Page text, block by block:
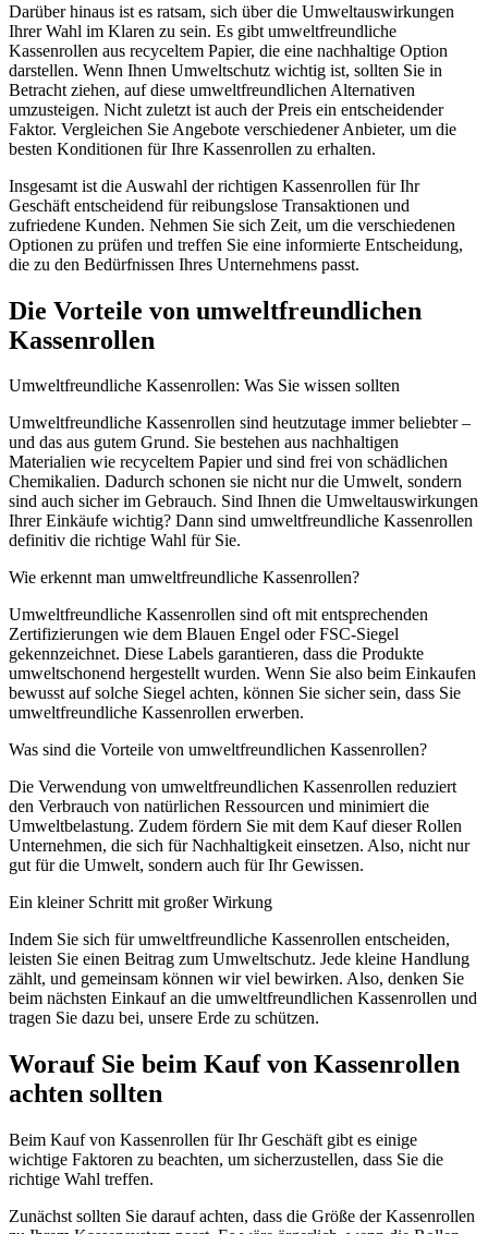
Darüber hinaus ist es ratsam, sich über die Umweltauswirkungen
Ihrer Wahl im Klaren zu sein. Es gibt umweltfreundliche
Kassenrollen aus recyceltem Papier, die eine nachhaltige Option
darstellen. Wenn Ihnen Umweltschutz wichtig ist, sollten Sie in
Betracht ziehen, auf diese umweltfreundlichen Alternativen
umzusteigen. Nicht zuletzt ist auch der Preis ein entscheidender
Faktor. Vergleichen Sie Angebote verschiedener Anbieter, um die
besten Konditionen für Ihre Kassenrollen zu erhalten.
Insgesamt ist die Auswahl der richtigen Kassenrollen für Ihr
Geschäft entscheidend für reibungslose Transaktionen und
zufriedene Kunden. Nehmen Sie sich Zeit, um die verschiedenen
Optionen zu prüfen und treffen Sie eine informierte Entscheidung,
die zu den Bedürfnissen Ihres Unternehmens passt.
Die Vorteile von umweltfreundlichen
Kassenrollen
Umweltfreundliche Kassenrollen: Was Sie wissen sollten
Umweltfreundliche Kassenrollen sind heutzutage immer beliebter –
und das aus gutem Grund. Sie bestehen aus nachhaltigen
Materialien wie recyceltem Papier und sind frei von schädlichen
Chemikalien. Dadurch schonen sie nicht nur die Umwelt, sondern
sind auch sicher im Gebrauch. Sind Ihnen die Umweltauswirkungen
Ihrer Einkäufe wichtig? Dann sind umweltfreundliche Kassenrollen
definitiv die richtige Wahl für Sie.
Wie erkennt man umweltfreundliche Kassenrollen?
Umweltfreundliche Kassenrollen sind oft mit entsprechenden
Zertifizierungen wie dem Blauen Engel oder FSC-Siegel
gekennzeichnet. Diese Labels garantieren, dass die Produkte
umweltschonend hergestellt wurden. Wenn Sie also beim Einkaufen
bewusst auf solche Siegel achten, können Sie sicher sein, dass Sie
umweltfreundliche Kassenrollen erwerben.
Was sind die Vorteile von umweltfreundlichen Kassenrollen?
Die Verwendung von umweltfreundlichen Kassenrollen reduziert
den Verbrauch von natürlichen Ressourcen und minimiert die
Umweltbelastung. Zudem fördern Sie mit dem Kauf dieser Rollen
Unternehmen, die sich für Nachhaltigkeit einsetzen. Also, nicht nur
gut für die Umwelt, sondern auch für Ihr Gewissen.
Ein kleiner Schritt mit großer Wirkung
Indem Sie sich für umweltfreundliche Kassenrollen entscheiden,
leisten Sie einen Beitrag zum Umweltschutz. Jede kleine Handlung
zählt, und gemeinsam können wir viel bewirken. Also, denken Sie
beim nächsten Einkauf an die umweltfreundlichen Kassenrollen und
tragen Sie dazu bei, unsere Erde zu schützen.
Worauf Sie beim Kauf von Kassenrollen
achten sollten
Beim Kauf von Kassenrollen für Ihr Geschäft gibt es einige
wichtige Faktoren zu beachten, um sicherzustellen, dass Sie die
richtige Wahl treffen.
Zunächst sollten Sie darauf achten, dass die Größe der Kassenrollen